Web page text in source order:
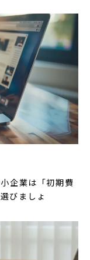
企業は「初期費
びましょ